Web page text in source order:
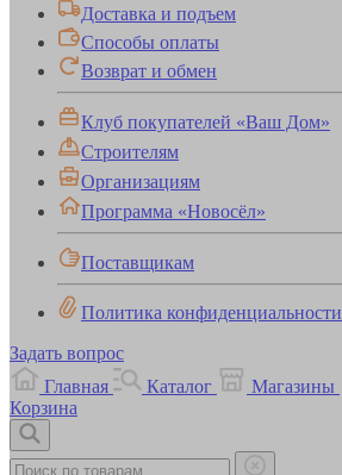
Доставка и подъем
Способы оплаты
Возврат и обмен
Клуб покупателей «Ваш Дом»
Строителям
Организациям
Программа «Новосёл»
Поставщикам
Политика конфиденциальности
Задать вопрос
Главная
Каталог Магазины
Корзина